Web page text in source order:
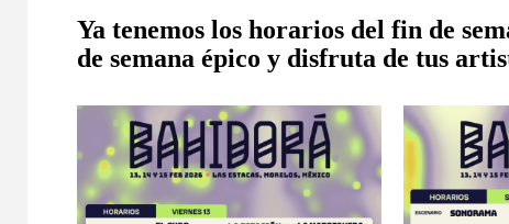
Ya tenemos los horarios del fin de
de semana épico y disfruta de tus